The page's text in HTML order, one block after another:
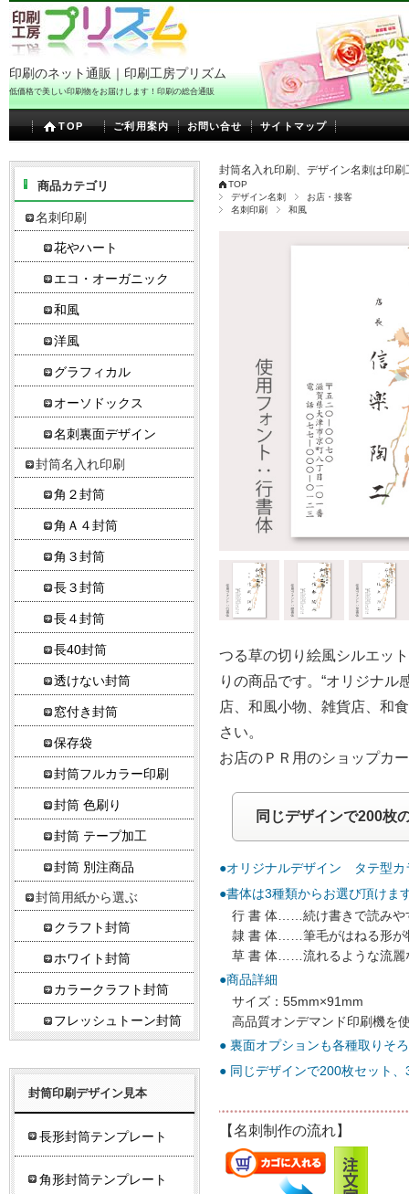
印刷のネット通販｜印刷工房プリズム
低価格で美しい印刷物をお届けします！印刷の総合通販
TOP ご利用案内 お問い合せ サイトマップ
封筒名入れ印刷、デザイン名刺は印
TOP
デザイン名刺
お店・接客
名刺印刷
和風
つる草の切り絵風シルエッ
りの商品です。“オリジナル
店、和風小物、雑貨店、和
さい。
お店のＰＲ用のショップカ
同じデザインで200枚
●オリジナルデザイン タテ型カ
●書体は3種類からお選び頂けま
行 書 体……続け書きで読みや
隷 書 体……筆毛がはねる形が
草 書 体……流れるような流麗
●商品詳細
サイズ：55mm×91mm
高品質オンデマンド印刷機を
● 裏面オプションも各種取りそ
● 同じデザインで200枚セット
【名刺制作の流れ】
商品カテゴリ
名刺印刷
花やハート
エコ・オーガニック
和風
洋風
グラフィカル
オーソドックス
名刺裏面デザイン
封筒名入れ印刷
角２封筒
角Ａ４封筒
角３封筒
長３封筒
長４封筒
長40封筒
透けない封筒
窓付き封筒
保存袋
封筒フルカラー印刷
封筒 色刷り
封筒 テープ加工
封筒 別注商品
封筒用紙から選ぶ
クラフト封筒
ホワイト封筒
カラークラフト封筒
フレッシュトーン封筒
封筒印刷デザイン見本
長形封筒テンプレート
角形封筒テンプレート